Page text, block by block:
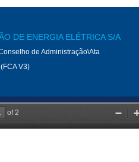
DE ENERGIA ELÉTRICA S/A
de Administração\Ata
V3)